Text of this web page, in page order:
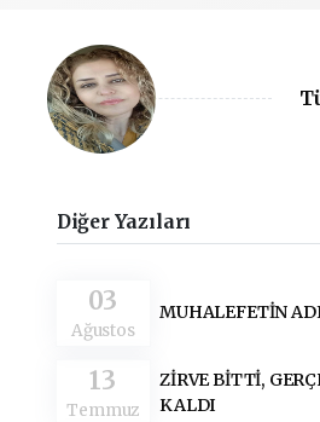
Diğer Yazıları
03
Ağustos
MUHALEFETİN
13
Temmuz
ZİRVE BİTTİ,
KALDI